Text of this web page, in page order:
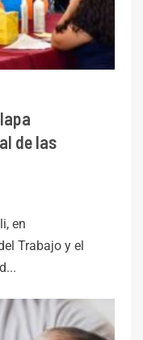
de las
en
Trabajo y el